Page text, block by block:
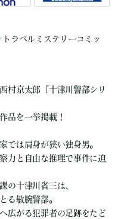
ラベルミステリーコミッ
村京太郎『十津川警部シリ
品を一挙掲載！
では肩身が狭い独身男。
力と自由な推理で事件に迫
の十津川省三は、
る敏腕警部。
広がる犯罪者の足跡をたど